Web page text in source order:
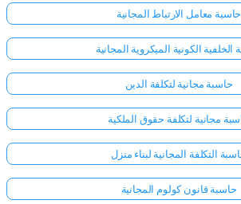
حاسبة معامل الارتباط المجانية
الخلفية الكونية الميكروية المجانية
حاسبة مجانية لتكلفة الدين
مجانية لتكلفة حقوق الملكية
التكلفة المجانية لبناء منزل
حاسبة قانون كولوم المجانية